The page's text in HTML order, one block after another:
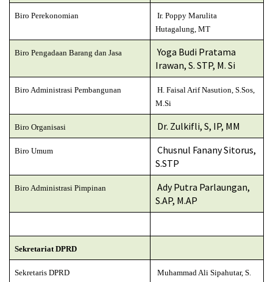
Biro Perekonomian
Ir. Poppy Marulita
Hutagalung, MT
Biro Pengadaan Barang dan Jasa
Yoga Budi Pratama
Irawan, S. STP, M. Si
Biro Administrasi Pembangunan
H. Faisal Arif Nasution, S.Sos,
M.Si
Biro Organisasi Dr. Zulkifli, S, IP, MM
Biro Umum
Chusnul Fanany Sitorus,
S.STP
Biro Administrasi Pimpinan
Ady Putra Parlaungan,
S.AP, M.AP
Sekretariat DPRD
Sekretaris DPRD
Muhammad Ali Sipahutar, S.